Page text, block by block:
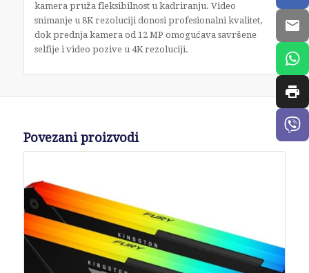
kamera pruža fleksibilnost u kadriranju. Video
snimanje u 8K rezoluciji donosi profesionalni kvalitet,
dok prednja kamera od 12 MP omogućava savršene
selfije i video pozive u 4K rezoluciji.
Povezani proizvodi